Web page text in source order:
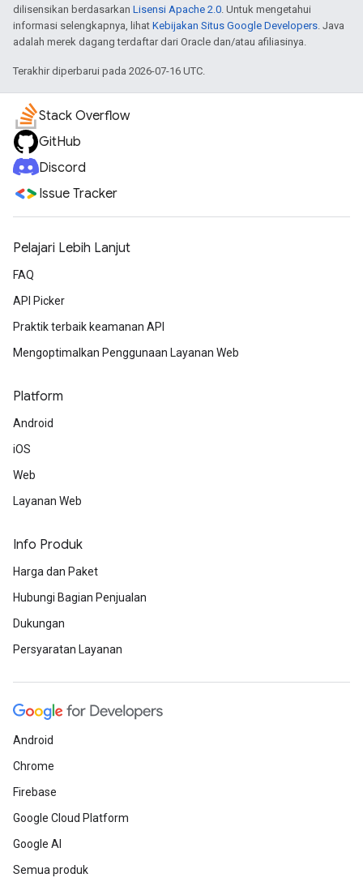
dilisensikan berdasarkan Lisensi Apache 2.0. Untuk mengetahui
informasi selengkapnya, lihat Kebijakan Situs Google Developers. Java
adalah merek dagang terdaftar dari Oracle dan/atau afiliasinya.
Terakhir diperbarui pada 2026-07-16 UTC.
Stack Overflow
GitHub
Discord
Issue Tracker
Pelajari Lebih Lanjut
FAQ
API Picker
Praktik terbaik keamanan API
Mengoptimalkan Penggunaan Layanan Web
Platform
Android
iOS
Web
Layanan Web
Info Produk
Harga dan Paket
Hubungi Bagian Penjualan
Dukungan
Persyaratan Layanan
Android
Chrome
Firebase
Google Cloud Platform
Google AI
Semua produk